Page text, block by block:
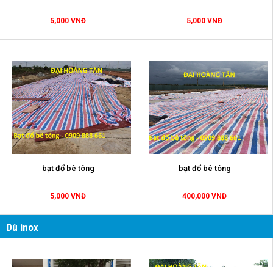
5,000 VNĐ 5,000 VNĐ
bạt đổ bê tông
5,000 VNĐ
bạt đổ bê tông
400,000 VNĐ
Dù inox